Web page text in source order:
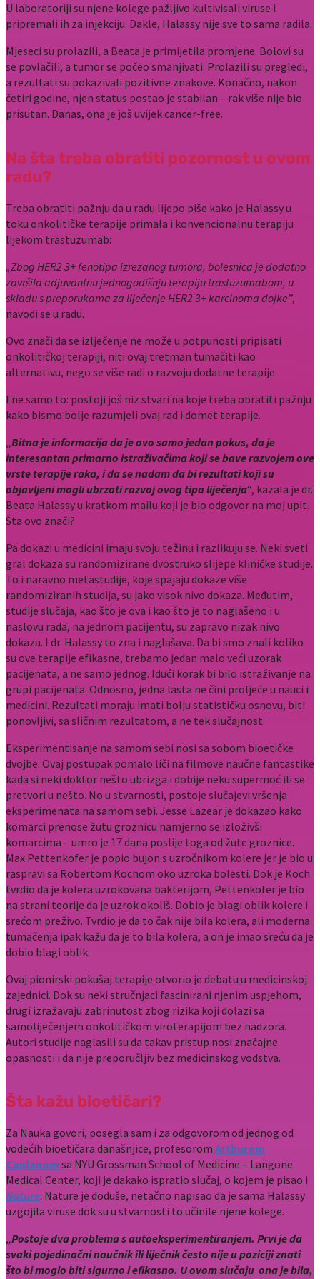
U laboratoriji su njene kolege pažljivo kultivisali viruse i
pripremali ih za injekciju. Dakle, Halassy nije sve to sama radila.
Mjeseci su prolazili, a Beata je primijetila promjene. Bolovi su
se povlačili, a tumor se počeo smanjivati. Prolazili su pregledi,
a rezultati su pokazivali pozitivne znakove. Konačno, nakon
četiri godine, njen status postao je stabilan – rak više nije bio
prisutan. Danas, ona je još uvijek cancer-free.
Na šta treba obratiti pozornost u ovom
radu?
Treba obratiti pažnju da u radu lijepo piše kako je Halassy u
toku onkolitičke terapije primala i konvencionalnu terapiju
lijekom trastuzumab:
„Zbog HER2 3+ fenotipa izrezanog tumora, bolesnica je dodatno
završila adjuvantnu jednogodišnju terapiju trastuzumabom, u
skladu s preporukama za liječenje HER2 3+ karcinoma dojke.”,
navodi se u radu.
Ovo znači da se izlječenje ne može u potpunosti pripisati
onkolitičkoj terapiji, niti ovaj tretman tumačiti kao
alternativu, nego se više radi o razvoju dodatne terapije.
I ne samo to: postoji još niz stvari na koje treba obratiti pažnju
kako bismo bolje razumjeli ovaj rad i domet terapije.
„Bitna je informacija da je ovo samo jedan pokus, da je
interesantan primarno istraživačima koji se bave razvojem ove
vrste terapije raka, i da se nadam da bi rezultati koji su
objavljeni mogli ubrzati razvoj ovog tipa liječenja“, kazala je dr.
Beata Halassy u kratkom mailu koji je bio odgovor na moj upit.
Šta ovo znači?
Pa dokazi u medicini imaju svoju težinu i razlikuju se. Neki sveti
gral dokaza su randomizirane dvostruko slijepe kliničke studije.
To i naravno metastudije, koje spajaju dokaze više
randomiziranih studija, su jako visok nivo dokaza. Međutim,
studije slučaja, kao što je ova i kao što je to naglašeno i u
naslovu rada, na jednom pacijentu, su zapravo nizak nivo
dokaza. I dr. Halassy to zna i naglašava. Da bi smo znali koliko
su ove terapije efikasne, trebamo jedan malo veći uzorak
pacijenata, a ne samo jednog. Idući korak bi bilo istraživanje na
grupi pacijenata. Odnosno, jedna lasta ne čini proljeće u nauci i
medicini. Rezultati moraju imati bolju statističku osnovu, biti
ponovljivi, sa sličnim rezultatom, a ne tek slučajnost.
Eksperimentisanje na samom sebi nosi sa sobom bioetičke
dvojbe. Ovaj postupak pomalo liči na filmove naučne fantastike
kada si neki doktor nešto ubrizga i dobije neku supermoć ili se
pretvori u nešto. No u stvarnosti, postoje slučajevi vršenja
eksperimenata na samom sebi. Jesse Lazear je dokazao kako
komarci prenose žutu groznicu namjerno se izloživši
komarcima – umro je 17 dana poslije toga od žute groznice.
Max Pettenkofer je popio bujon s uzročnikom kolere jer je bio u
raspravi sa Robertom Kochom oko uzroka bolesti. Dok je Koch
tvrdio da je kolera uzrokovana bakterijom, Pettenkofer je bio
na strani teorije da je uzrok okoliš. Dobio je blagi oblik kolere i
srećom preživo. Tvrdio je da to čak nije bila kolera, ali moderna
tumačenja ipak kažu da je to bila kolera, a on je imao sreću da je
dobio blagi oblik.
Ovaj pionirski pokušaj terapije otvorio je debatu u medicinskoj
zajednici. Dok su neki stručnjaci fascinirani njenim uspjehom,
drugi izražavaju zabrinutost zbog rizika koji dolazi sa
samoliječenjem onkolitičkom viroterapijom bez nadzora.
Autori studije naglasili su da takav pristup nosi značajne
opasnosti i da nije preporučljiv bez medicinskog vođstva.
Šta kažu bioetičari?
Za Nauka govori, posegla sam i za odgovorom od jednog od
vodećih bioetičara današnjice, profesorom Arthurom
Caplanom sa NYU Grossman School of Medicine – Langone
Medical Center, koji je dakako ispratio slučaj, o kojem je pisao i
Nature. Nature je doduše, netačno napisao da je sama Halassy
uzgojila viruse dok su u stvarnosti to učinile njene kolege.
„Postoje dva problema s autoeksperimentiranjem. Prvi je da
svaki pojedinačni naučnik ili liječnik često nije u poziciji znati
što bi moglo biti sigurno i efikasno. U ovom slučaju ona je bila,